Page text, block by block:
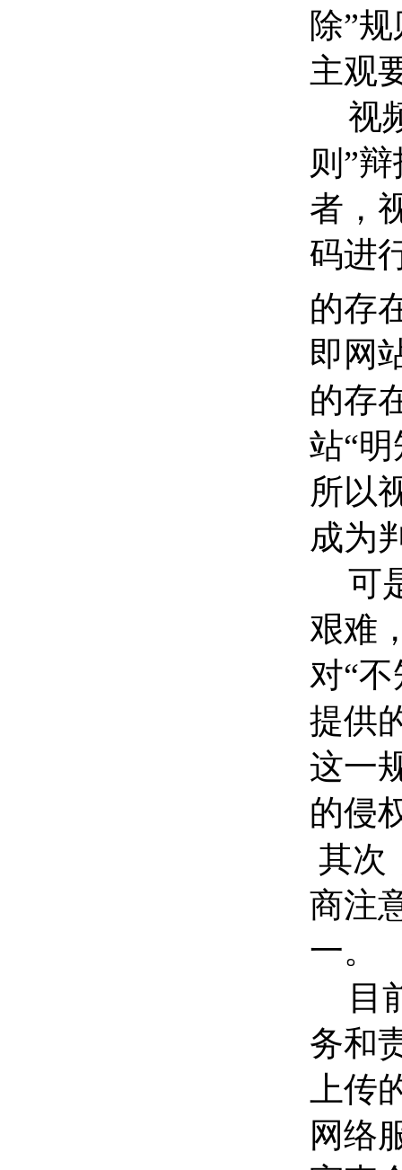
除”
主观
视
则”
者，
码进
的存
即网
的存
站“
所以
成为
可
艰难
对“
提供
这一
的侵
其次
商注
一。
目
务和
上传
网络